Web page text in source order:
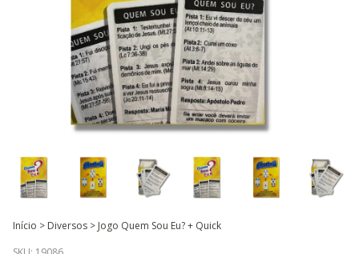
Início > Diversos > Jogo Quem Sou Eu? + Quick